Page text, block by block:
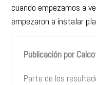
cuando empezamos a
empezaron a instalar
Publicación por
Parte de los